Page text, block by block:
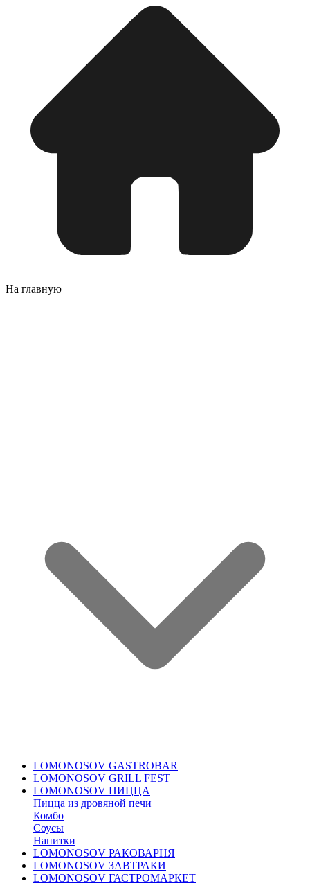
На главную
LOMONOSOV GASTROBAR
LOMONOSOV GRILL FEST
LOMONOSOV ПИЦЦА
Пицца из дровяной печи
Комбо
Соусы
Напитки
LOMONOSOV РАКОВАРНЯ
LOMONOSOV ЗАВТРАКИ
LOMONOSOV ГАСТРОМАРКЕТ